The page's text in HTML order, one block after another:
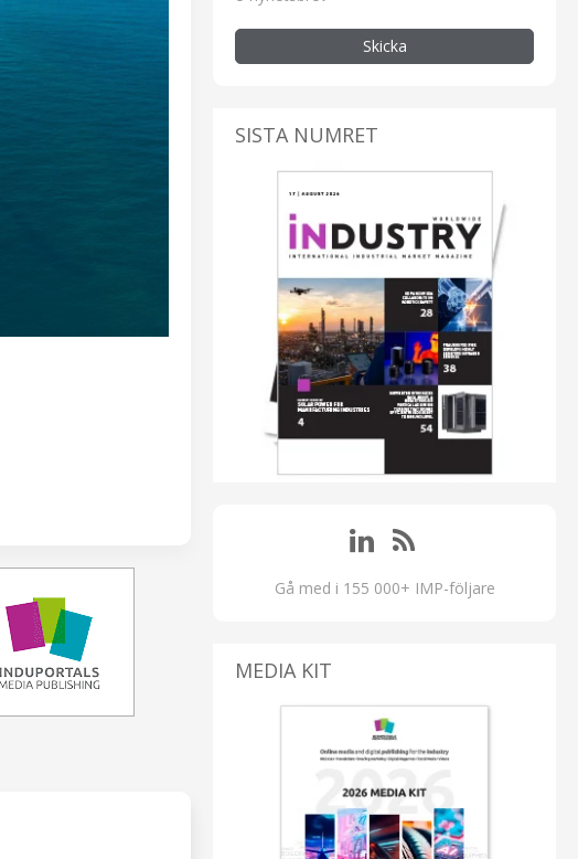
Skicka
SISTA NUMRET
Gå med i 155 000+ IMP-följare
MEDIA KIT